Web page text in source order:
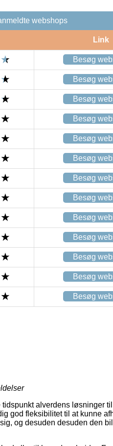
webshops
Link
Besøg
Besøg
Besøg
Besøg
Besøg
Besøg
Besøg
Besøg
Besøg
Besøg
Besøg
Besøg
Besøg
alverdens løsninger
god fleksibilitet til at kunne
og desuden desuden den